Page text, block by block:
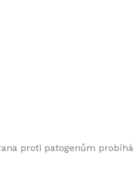
proti patogenům probíhá